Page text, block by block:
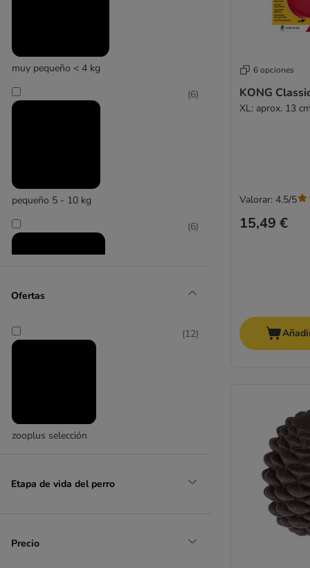
muy pequeño < 4 kg
pequeño 5 - 10 kg
(6)
mediano 11 - 25 kg
(6)
Ofertas
zooplus selección
(12)
Etapa de vida del perro
Precio
6 opciones
KONG
XL: aprox. 13 cm
15,49 €
Valorar: 4.5/5